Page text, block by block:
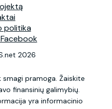
politika
2026
pramoga. Žaiskite
finansinių galimybių.
yra informacinio